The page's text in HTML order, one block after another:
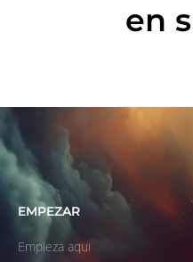
en
EMPEZAR
Empieza aqui